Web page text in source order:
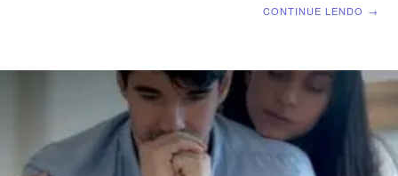
de hipócritas as pessoas que praticam boas ações, não
por compaixão ou outros bons motivos, mas para obter
glória diante dos homens. LEITURA DIÁRIA Segunda –
1 Pe
CONTINUE LENDO →